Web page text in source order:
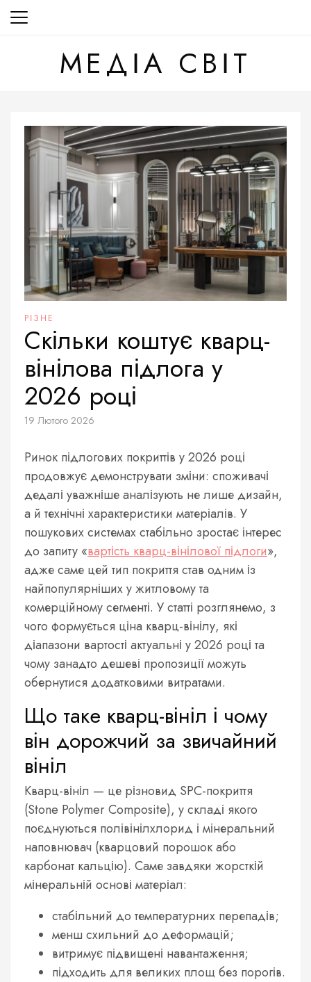
Перейти
до
МЕДІА СВІТ
РІЗНЕ
Скільки коштує кварц-
вінілова підлога у
2026 році
19 Лютого 2026
Ринок підлогових покриттів у 2026 році
продовжує демонструвати зміни: споживачі
дедалі уважніше аналізують не лише дизайн,
а й технічні характеристики матеріалів. У
пошукових системах стабільно зростає інтерес
до запиту «вартість кварц-вінілової підлоги»,
адже саме цей тип покриття став одним із
найпопулярніших у житловому та
комерційному сегменті. У статті розглянемо, з
чого формується ціна кварц-вінілу, які
діапазони вартості актуальні у 2026 році та
чому занадто дешеві пропозиції можуть
обернутися додатковими витратами.
Що таке кварц-вініл і чому
він дорожчий за звичайний
вініл
Кварц-вініл — це різновид SPC-покриття
(Stone Polymer Composite), у складі якого
поєднуються полівінілхлорид і мінеральний
наповнювач (кварцовий порошок або
карбонат кальцію). Саме завдяки жорсткій
мінеральній основі матеріал:
стабільний до температурних перепадів;
менш схильний до деформацій;
витримує підвищені навантаження;
підходить для великих площ без порогів.